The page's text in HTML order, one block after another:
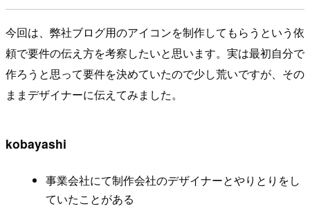
今回は、弊社ブログ用のアイコンを制作してもらうという依
頼で要件の伝え方を考察したいと思います。実は最初自分で
作ろうと思って要件を決めていたので少し荒いですが、その
ままデザイナーに伝えてみました。
kobayashi
事業会社にて制作会社のデザイナーとやりとりをし
ていたことがある